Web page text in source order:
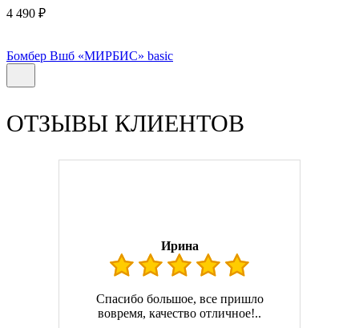
4 490 ₽
Бомбер Вшб «МИРБИС» basic
ОТЗЫВЫ КЛИЕНТОВ
Ирина
Спасибо большое, все пришло
вовремя, качество отличное!..